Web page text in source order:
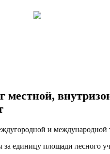
единицу площади лесного